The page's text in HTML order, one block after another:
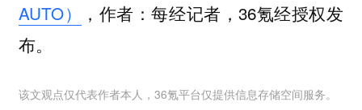
AUTO）
，作者：每经记者，36氪经授权发
布。
该文观点仅代表作者本人，36氪平台仅提供信息存储空间服务。